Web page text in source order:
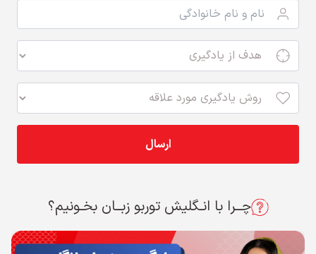
ارسال
چــرا با انـگلیش توربو زبــان بخـونیم؟